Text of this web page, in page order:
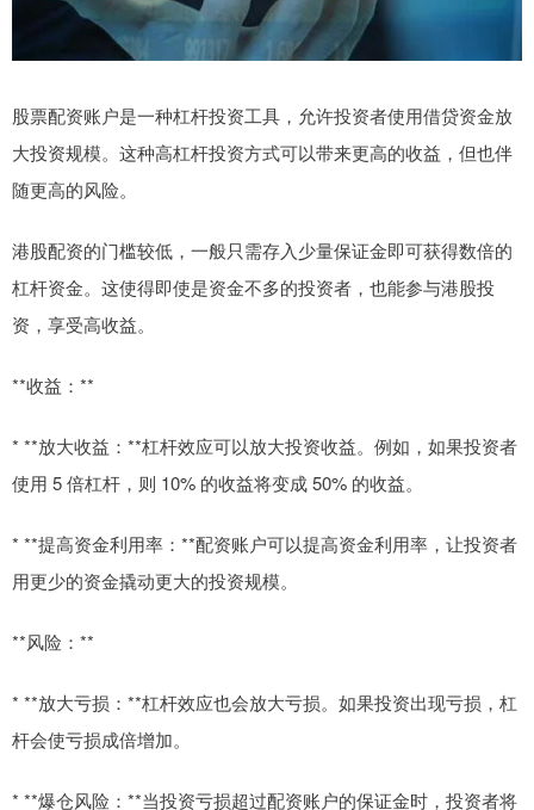
股票配资账户是一种杠杆投资工具，允许投资者使用借贷资金放
大投资规模。这种高杠杆投资方式可以带来更高的收益，但也伴
随更高的风险。
港股配资的门槛较低，一般只需存入少量保证金即可获得数倍的
杠杆资金。这使得即使是资金不多的投资者，也能参与港股投
资，享受高收益。
**收益：**
* **放大收益：**杠杆效应可以放大投资收益。例如，如果投资者
使用 5 倍杠杆，则 10% 的收益将变成 50% 的收益。
* **提高资金利用率：**配资账户可以提高资金利用率，让投资者
用更少的资金撬动更大的投资规模。
**风险：**
* **放大亏损：**杠杆效应也会放大亏损。如果投资出现亏损，杠
杆会使亏损成倍增加。
* **爆仓风险：**当投资亏损超过配资账户的保证金时，投资者将